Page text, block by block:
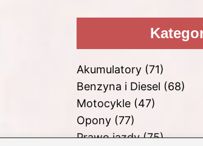
Akumulatory(71)
Benzyna i Diesel (68)
Motocykle(47)
Opony(77)
Prawo jazdy(75)